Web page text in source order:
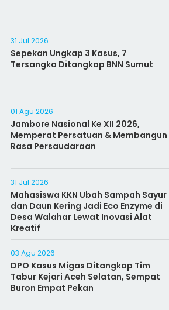
31 Jul 2026
Sepekan Ungkap 3 Kasus, 7
Tersangka Ditangkap BNN Sumut
01 Agu 2026
Jambore Nasional Ke XII 2026,
Memperat Persatuan & Membangun
Rasa Persaudaraan
31 Jul 2026
Mahasiswa KKN Ubah Sampah Sayur
dan Daun Kering Jadi Eco Enzyme di
Desa Walahar Lewat Inovasi Alat
Kreatif
03 Agu 2026
DPO Kasus Migas Ditangkap Tim
Tabur Kejari Aceh Selatan, Sempat
Buron Empat Pekan